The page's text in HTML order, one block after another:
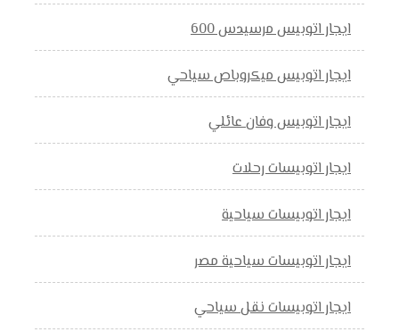
ايجار اتوبيس مرسيدس 600
ايجار اتوبيس ميكروباص سياحي
ايجار اتوبيس وفان عائلي
ايجار اتوبيسات رحلات
ايجار اتوبيسات سياحية
ايجار اتوبيسات سياحية مصر
ايجار اتوبيسات نقل سياحي